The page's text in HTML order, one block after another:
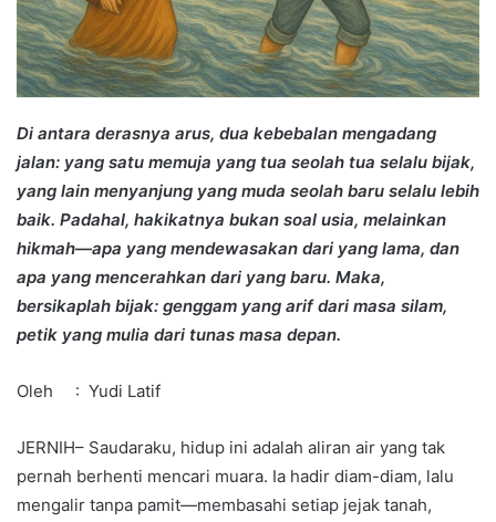
Di antara derasnya arus, dua kebebalan mengadang
jalan: yang satu memuja yang tua seolah tua selalu bijak,
yang lain menyanjung yang muda seolah baru selalu lebih
baik. Padahal, hakikatnya bukan soal usia, melainkan
hikmah—apa yang mendewasakan dari yang lama, dan
apa yang mencerahkan dari yang baru. Maka,
bersikaplah bijak: genggam yang arif dari masa silam,
petik yang mulia dari tunas masa depan.
Oleh : Yudi Latif
JERNIH– Saudaraku, hidup ini adalah aliran air yang tak
pernah berhenti mencari muara. Ia hadir diam-diam, lalu
mengalir tanpa pamit—membasahi setiap jejak tanah,